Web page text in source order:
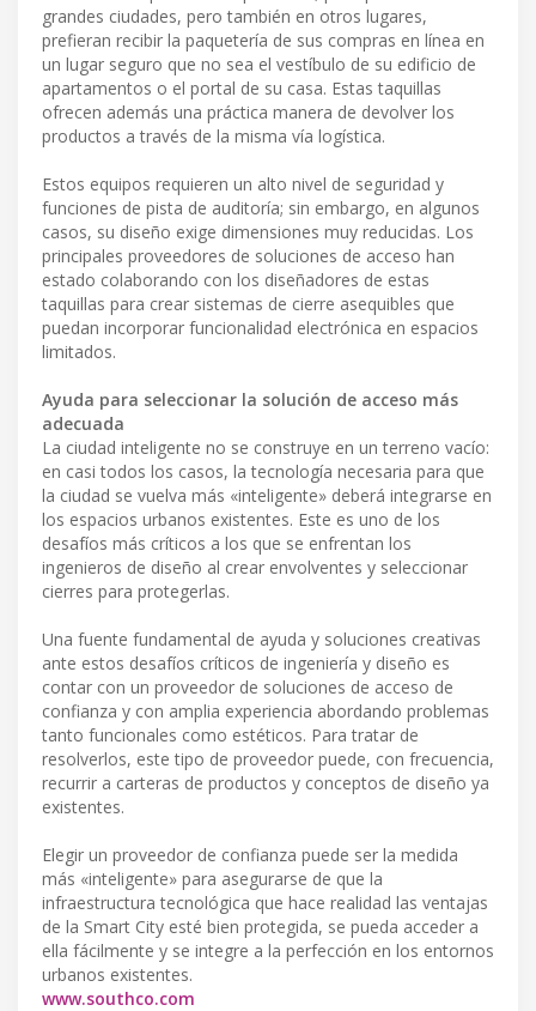
grandes ciudades, pero también en otros lugares,
prefieran recibir la paquetería de sus compras en línea en
un lugar seguro que no sea el vestíbulo de su edificio de
apartamentos o el portal de su casa. Estas taquillas
ofrecen además una práctica manera de devolver los
productos a través de la misma vía logística.
Estos equipos requieren un alto nivel de seguridad y
funciones de pista de auditoría; sin embargo, en algunos
casos, su diseño exige dimensiones muy reducidas. Los
principales proveedores de soluciones de acceso han
estado colaborando con los diseñadores de estas
taquillas para crear sistemas de cierre asequibles que
puedan incorporar funcionalidad electrónica en espacios
limitados.
Ayuda para seleccionar la solución de acceso más
adecuada
La ciudad inteligente no se construye en un terreno vacío:
en casi todos los casos, la tecnología necesaria para que
la ciudad se vuelva más «inteligente» deberá integrarse en
los espacios urbanos existentes. Este es uno de los
desafíos más críticos a los que se enfrentan los
ingenieros de diseño al crear envolventes y seleccionar
cierres para protegerlas.
Una fuente fundamental de ayuda y soluciones creativas
ante estos desafíos críticos de ingeniería y diseño es
contar con un proveedor de soluciones de acceso de
confianza y con amplia experiencia abordando problemas
tanto funcionales como estéticos. Para tratar de
resolverlos, este tipo de proveedor puede, con frecuencia,
recurrir a carteras de productos y conceptos de diseño ya
existentes.
Elegir un proveedor de confianza puede ser la medida
más «inteligente» para asegurarse de que la
infraestructura tecnológica que hace realidad las ventajas
de la Smart City esté bien protegida, se pueda acceder a
ella fácilmente y se integre a la perfección en los entornos
urbanos existentes.
www.southco.com